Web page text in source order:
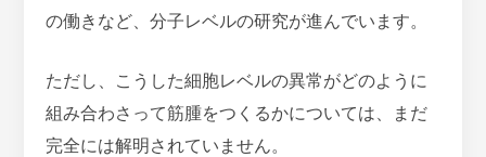
の働きなど、分子レベルの研究が進んでいます。
ただし、こうした細胞レベルの異常がどのように
組み合わさって筋腫をつくるかについては、まだ
完全には解明されていません。